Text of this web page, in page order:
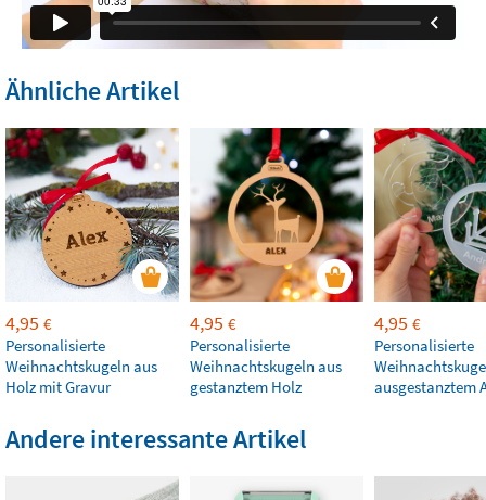
Ähnliche Artikel
4,95 €
Personalisierte
Weihnachtskugeln aus
Holz mit Gravur
4,95 €
Personalisierte
Weihnachtskugeln aus
gestanztem Holz
4,95 €
Personalisierte
ausgestanztem
Andere interessante Artikel